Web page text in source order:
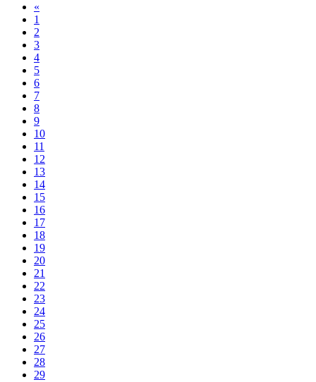
«
1
2
3
4
5
6
7
8
9
10
11
12
13
14
15
16
17
18
19
20
21
22
23
24
25
26
27
28
29